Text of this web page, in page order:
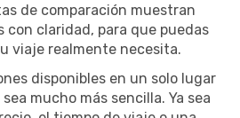
de comparación muestran
con claridad, para que puedas
viaje realmente necesita.
disponibles en un solo lugar
mucho más sencilla. Ya sea